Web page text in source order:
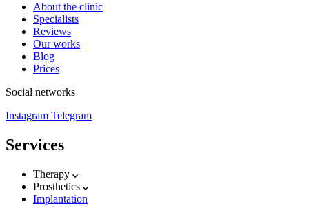
About the clinic
Specialists
Reviews
Our works
Blog
Prices
Social networks
Instagram Telegram
Services
Therapy
Prosthetics
Implantation